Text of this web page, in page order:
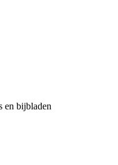
en bijbladen